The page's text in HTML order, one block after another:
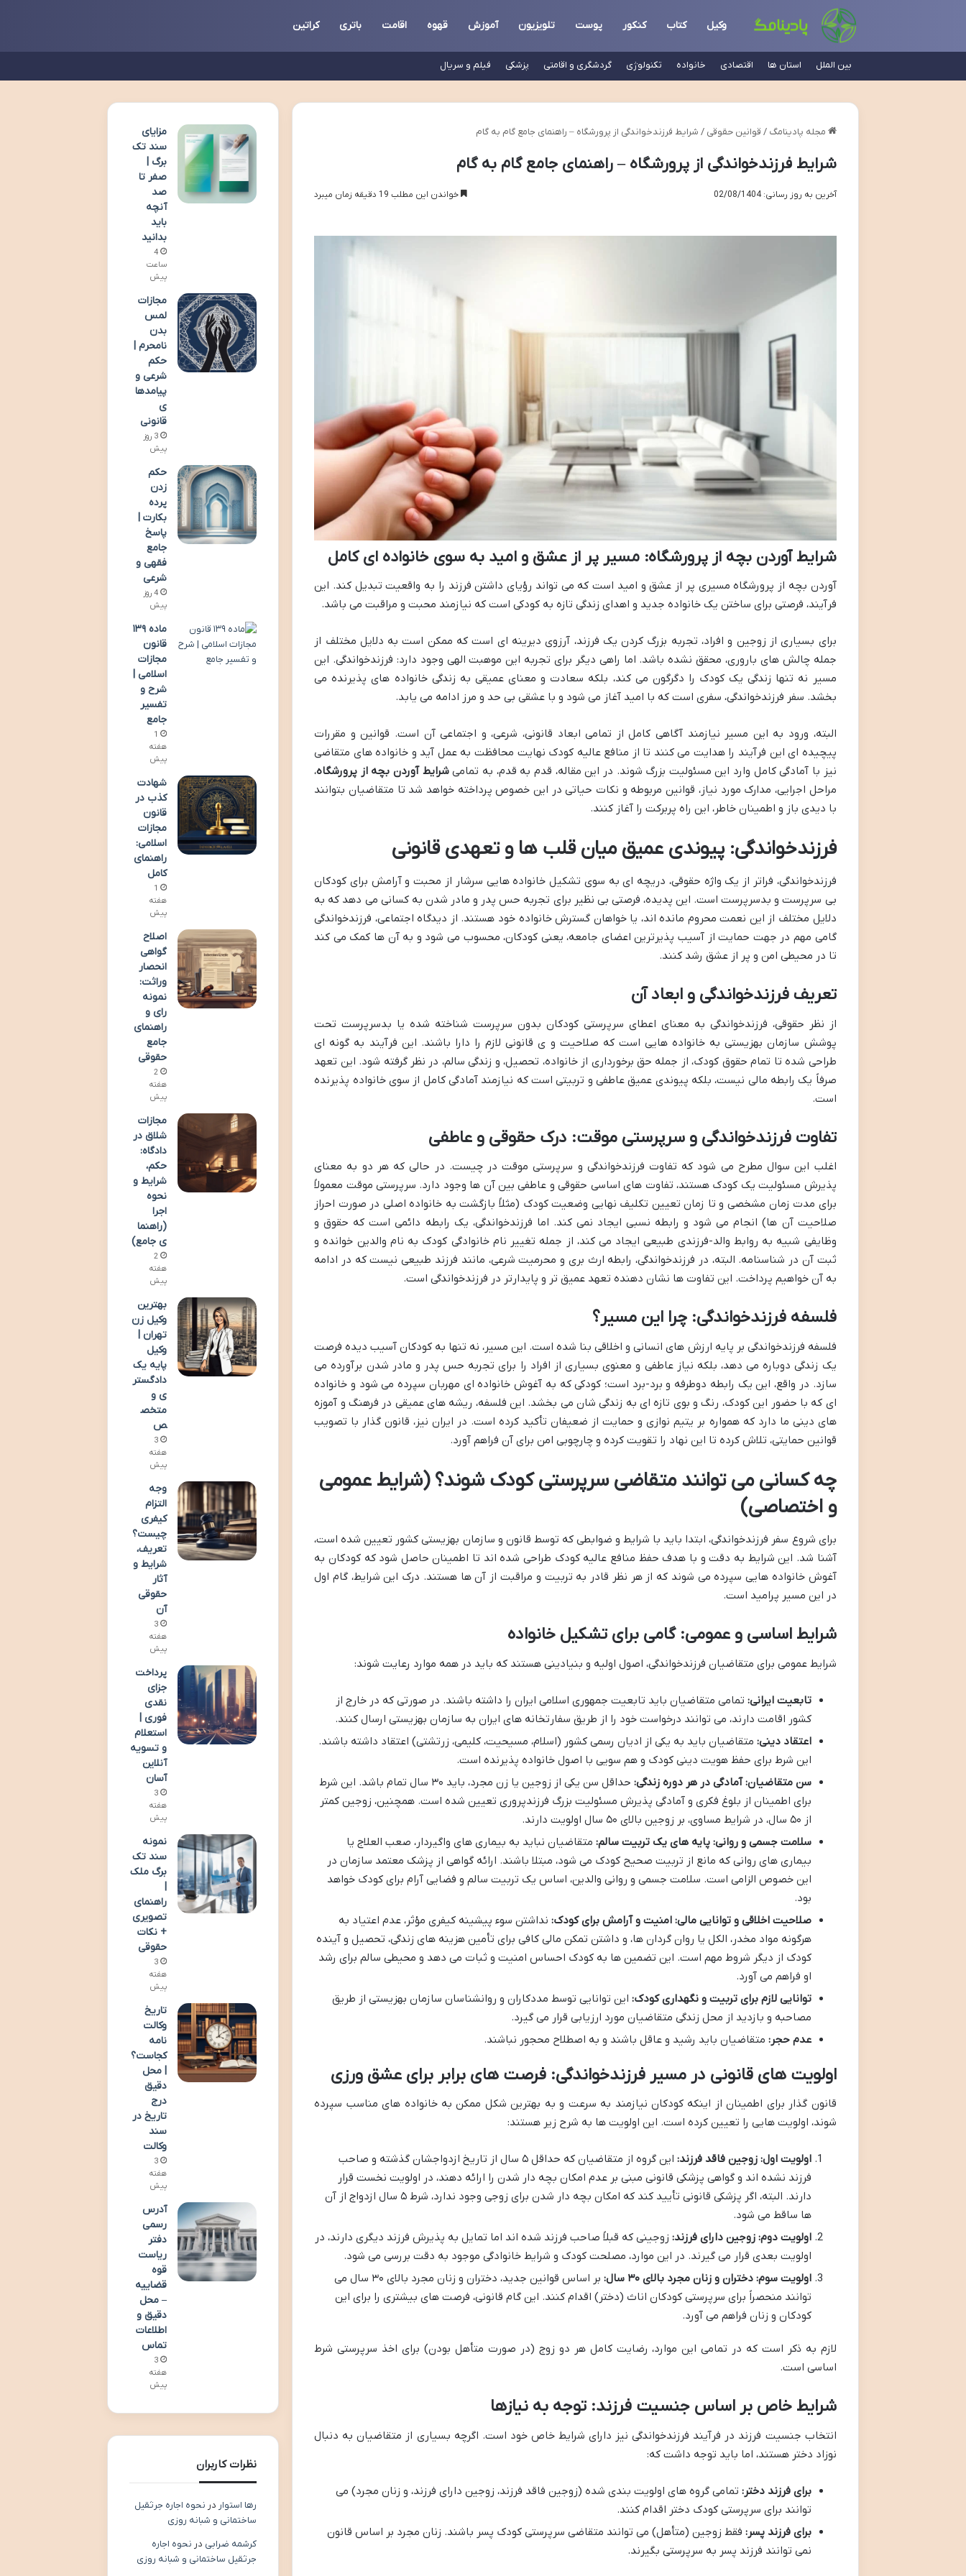
وکیل کتاب کنکور پوست تلویزیون آموزش قهوه اقامت باتری کراتین
بین الملل استان ها اقتصادی خانواده تکنولوژی گردشگری و اقامتی پزشکی فیلم و سریال
مجله پادینامگ / قوانین حقوقی / شرایط فرزندخواندگی از پرورشگاه – راهنمای جامع گام به گام
شرایط فرزندخواندگی از پرورشگاه – راهنمای جامع گام به گام
آخرین به روز رسانی: 02/08/1404 خواندن این مطلب 19 دقیقه زمان میبرد
شرایط آوردن بچه از پرورشگاه: مسیر پر از عشق و امید به سوی خانواده ای کامل
آوردن بچه از پرورشگاه مسیری پر از عشق و امید است که می تواند رؤیای داشتن فرزند را به واقعیت تبدیل کند. این
فرآیند، فرصتی برای ساختن یک خانواده جدید و اهدای زندگی تازه به کودکی است که نیازمند محبت و مراقبت می باشد.
برای بسیاری از زوجین و افراد، تجربه بزرگ کردن یک فرزند، آرزوی دیرینه ای است که ممکن است به دلایل مختلف از
جمله چالش های باروری، محقق نشده باشد. اما راهی دیگر برای تجربه این موهبت الهی وجود دارد: فرزندخواندگی. این
مسیر نه تنها زندگی یک کودک را دگرگون می کند، بلکه سعادت و معنای عمیقی به زندگی خانواده های پذیرنده می
بخشد. سفر فرزندخواندگی، سفری است که با امید آغاز می شود و با عشقی بی حد و مرز ادامه می یابد.
البته، ورود به این مسیر نیازمند آگاهی کامل از تمامی ابعاد قانونی، شرعی، و اجتماعی آن است. قوانین و مقررات
پیچیده ای این فرآیند را هدایت می کنند تا از منافع عالیه کودک نهایت محافظت به عمل آید و خانواده های متقاضی
نیز با آمادگی کامل وارد این مسئولیت بزرگ شوند. در این مقاله، قدم به قدم، به تمامیشرایط آوردن بچه از پرورشگاه،
مراحل اجرایی، مدارک مورد نیاز، قوانین مربوطه و نکات حیاتی در این خصوص پرداخته خواهد شد تا متقاضیان بتوانند
با دیدی باز و اطمینان خاطر، این راه پربرکت را آغاز کنند.
فرزندخواندگی: پیوندی عمیق میان قلب ها و تعهدی قانونی
فرزندخواندگی، فراتر از یک واژه حقوقی، دریچه ای به سوی تشکیل خانواده هایی سرشار از محبت و آرامش برای کودکان
بی سرپرست و بدسرپرست است. این پدیده، فرصتی بی نظیر برای تجربه حس پدر و مادر شدن به کسانی می دهد که به
دلایل مختلف از این نعمت محروم مانده اند، یا خواهان گسترش خانواده خود هستند. از دیدگاه اجتماعی، فرزندخواندگی
گامی مهم در جهت حمایت از آسیب پذیرترین اعضای جامعه، یعنی کودکان، محسوب می شود و به آن ها کمک می کند
تا در محیطی امن و پر از عشق رشد کنند.
تعریف فرزندخواندگی و ابعاد آن
از نظر حقوقی، فرزندخواندگی به معنای اعطای سرپرستی کودکان بدون سرپرست شناخته شده یا بدسرپرست تحت
پوشش سازمان بهزیستی به خانواده هایی است که صلاحیت و ی قانونی لازم را دارا باشند. این فرآیند به گونه ای
طراحی شده تا تمام حقوق کودک، از جمله حق برخورداری از خانواده، تحصیل، و زندگی سالم، در نظر گرفته شود. این تعهد
صرفاً یک رابطه مالی نیست، بلکه پیوندی عمیق عاطفی و تربیتی است که نیازمند آمادگی کامل از سوی خانواده پذیرنده
است.
تفاوت فرزندخواندگی و سرپرستی موقت: درک حقوقی و عاطفی
اغلب این سوال مطرح می شود که تفاوت فرزندخواندگی و سرپرستی موقت در چیست. در حالی که هر دو به معنای
پذیرش مسئولیت یک کودک هستند، تفاوت های اساسی حقوقی و عاطفی بین آن ها وجود دارد. سرپرستی موقت معمولاً
برای مدت زمان مشخصی و تا زمان تعیین تکلیف نهایی وضعیت کودک (مثلاً بازگشت به خانواده اصلی در صورت احراز
صلاحیت آن ها) انجام می شود و رابطه نسبی ایجاد نمی کند. اما فرزندخواندگی، یک رابطه دائمی است که حقوق و
وظایفی شبیه به روابط والد-فرزندی طبیعی ایجاد می کند، از جمله تغییر نام خانوادگی کودک به نام والدین خوانده و
ثبت آن در شناسنامه. البته، در فرزندخواندگی، رابطه ارث بری و محرمیت شرعی، مانند فرزند طبیعی نیست که در ادامه
به آن خواهیم پرداخت. این تفاوت ها نشان دهنده تعهد عمیق تر و پایدارتر در فرزندخواندگی است.
فلسفه فرزندخواندگی: چرا این مسیر؟
فلسفه فرزندخواندگی بر پایه ارزش های انسانی و اخلاقی بنا شده است. این مسیر، نه تنها به کودکان آسیب دیده فرصت
یک زندگی دوباره می دهد، بلکه نیاز عاطفی و معنوی بسیاری از افراد را برای تجربه حس پدر و مادر شدن برآورده می
سازد. در واقع، این یک رابطه دوطرفه و برد-برد است؛ کودکی که به آغوش خانواده ای مهربان سپرده می شود و خانواده
ای که با حضور این کودک، رنگ و بوی تازه ای به زندگی شان می بخشد. این فلسفه، ریشه های عمیقی در فرهنگ و آموزه
های دینی ما دارد که همواره بر یتیم نوازی و حمایت از ضعیفان تأکید کرده است. در ایران نیز، قانون گذار با تصویب
قوانین حمایتی، تلاش کرده تا این نهاد را تقویت کرده و چارچوبی امن برای آن فراهم آورد.
چه کسانی می توانند متقاضی سرپرستی کودک شوند؟ (شرایط عمومی
و اختصاصی)
برای شروع سفر فرزندخواندگی، ابتدا باید با شرایط و ضوابطی که توسط قانون و سازمان بهزیستی کشور تعیین شده است،
آشنا شد. این شرایط به دقت و با هدف حفظ منافع عالیه کودک طراحی شده اند تا اطمینان حاصل شود که کودکان به
آغوش خانواده هایی سپرده می شوند که از هر نظر قادر به تربیت و مراقبت از آن ها هستند. درک این شرایط، گام اول
در این مسیر پرامید است.
شرایط اساسی و عمومی: گامی برای تشکیل خانواده
شرایط عمومی برای متقاضیان فرزندخواندگی، اصول اولیه و بنیادینی هستند که باید در همه موارد رعایت شوند:
تابعیت ایرانی: تمامی متقاضیان باید تابعیت جمهوری اسلامی ایران را داشته باشند. در صورتی که در خارج از
کشور اقامت دارند، می توانند درخواست خود را از طریق سفارتخانه های ایران به سازمان بهزیستی ارسال کنند.
اعتقاد دینی: متقاضیان باید به یکی از ادیان رسمی کشور (اسلام، مسیحیت، کلیمی، زرتشتی) اعتقاد داشته باشند.
این شرط برای حفظ هویت دینی کودک و هم سویی با اصول خانواده پذیرنده است.
سن متقاضیان: آمادگی در هر دوره زندگی:
حداقل سن یکی از زوجین یا زن مجرد، باید ۳۰ سال تمام باشد. این شرط
برای اطمینان از بلوغ فکری و آمادگی پذیرش مسئولیت بزرگ فرزندپروری تعیین شده است. همچنین، زوجین کمتر
از ۵۰ سال، در شرایط مساوی، بر زوجین بالای ۵۰ سال اولویت دارند.
سلامت جسمی و روانی: پایه های یک تربیت سالم: متقاضیان نباید به بیماری های واگیردار، صعب العلاج یا
بیماری های روانی که مانع از تربیت صحیح کودک می شود، مبتلا باشند. ارائه گواهی از پزشک معتمد سازمان در
این خصوص الزامی است. سلامت جسمی و روانی والدین، اساس یک تربیت سالم و فضایی آرام برای کودک خواهد
بود.
صلاحیت اخلاقی و توانایی مالی: امنیت و آرامش برای کودک: نداشتن سوء پیشینه کیفری مؤثر، عدم اعتیاد به
هرگونه مواد مخدر، الکل یا روان گردان ها، و داشتن تمکن مالی کافی برای تأمین هزینه های زندگی، تحصیل و آینده
کودک از دیگر شروط مهم است. این تضمین ها به کودک احساس امنیت و ثبات می دهد و محیطی سالم برای رشد
او فراهم می آورد.
توانایی لازم برای تربیت و نگهداری کودک: این توانایی توسط مددکاران و روانشناسان سازمان بهزیستی از طریق
مصاحبه و بازدید از محل زندگی متقاضیان مورد ارزیابی قرار می گیرد.
عدم حجر: متقاضیان باید رشید و عاقل باشند و به اصطلاح محجور نباشند.
اولویت های قانونی در مسیر فرزندخواندگی: فرصت های برابر برای عشق ورزی
قانون گذار برای اطمینان از اینکه کودکان نیازمند به سرعت و به بهترین شکل ممکن به خانواده های مناسب سپرده
شوند، اولویت هایی را تعیین کرده است. این اولویت ها به شرح زیر هستند:
اولویت اول: زوجین فاقد فرزند:
این گروه از متقاضیان که حداقل ۵ سال از تاریخ ازدواجشان گذشته و صاحب
فرزند نشده اند و گواهی پزشکی قانونی مبنی بر عدم امکان بچه دار شدن را ارائه دهند، در اولویت نخست قرار
دارند. البته، اگر پزشکی قانونی تأیید کند که امکان بچه دار شدن برای زوجی وجود ندارد، شرط ۵ سال ازدواج از آن
ها ساقط می شود.
اولویت دوم: زوجین دارای فرزند: زوجینی که قبلاً صاحب فرزند شده اند اما تمایل به پذیرش فرزند دیگری دارند، در
اولویت بعدی قرار می گیرند. در این موارد، مصلحت کودک و شرایط خانوادگی موجود به دقت بررسی می شود.
اولویت سوم: دختران و زنان مجرد بالای ۳۰ سال:
بر اساس قوانین جدید، دختران و زنان مجرد بالای ۳۰ سال می
توانند منحصراً برای سرپرستی کودکان اناث (دختر) اقدام کنند. این گام قانونی، فرصت های بیشتری را برای این
کودکان و زنان فراهم می آورد.
لازم به ذکر است که در تمامی این موارد، رضایت کامل هر دو زوج (در صورت متأهل بودن) برای اخذ سرپرستی شرط
اساسی است.
شرایط خاص بر اساس جنسیت فرزند: توجه به نیازها
انتخاب جنسیت فرزند در فرآیند فرزندخواندگی نیز دارای شرایط خاص خود است. اگرچه بسیاری از متقاضیان به دنبال
نوزاد دختر هستند، اما باید توجه داشت که:
برای فرزند دختر: تمامی گروه های اولویت بندی شده (زوجین فاقد فرزند، زوجین دارای فرزند، و زنان مجرد) می
توانند برای سرپرستی کودک دختر اقدام کنند.
برای فرزند پسر: فقط زوجین (متأهل) می توانند متقاضی سرپرستی کودک پسر باشند. زنان مجرد بر اساس قانون
نمی توانند فرزند پسر به سرپرستی بگیرند.
مزایای
سند تک
برگ |
صفر تا
صد
آنچه
باید
بدانید
4
ساعت
پیش
مجازات
لمس
بدن
نامحرم |
حکم
شرعی و
پیامدها
ی
قانونی
3 روز
پیش
حکم
زدن
پرده
بکارت |
پاسخ
جامع
فقهی و
شرعی
4 روز
پیش
ماده ۱۳۹
قانون
مجازات
اسلامی |
شرح و
تفسیر
جامع
1
هفته
پیش
شهادت
کذب در
قانون
مجازات
اسلامی:
راهنمای
کامل
1
هفته
پیش
اصلاح
گواهی
انحصار
وراثت:
نمونه
رای و
راهنمای
جامع
حقوقی
2
هفته
پیش
مجازات
شلاق در
دادگاه:
حکم،
شرایط و
نحوه
اجرا
(راهنما
ی جامع)
2
هفته
پیش
بهترین
وکیل زن
تهران |
وکیل
پایه یک
دادگستر
ی و
متخص
ص
3
هفته
پیش
وجه
التزام
کیفری
چیست؟
تعریف،
شرایط و
آثار
حقوقی
آن
3
هفته
پیش
پرداخت
جزای
نقدی
فوری |
استعلام
و تسویه
آنلاین
آسان
3
هفته
پیش
نمونه
سند تک
برگ ملک
|
راهنمای
تصویری
+ نکات
حقوقی
3
هفته
پیش
تاریخ
وکالت
نامه
کجاست؟
| محل
دقیق
درج
تاریخ در
سند
وکالت
3
هفته
پیش
آدرس
رسمی
دفتر
ریاست
قوه
قضاییه
– محل
دقیق و
اطلاعات
تماس
3
هفته
پیش
نظرات کاربران
رها استوار در نحوه اجاره جرثقیل
ساختمانی و شبانه روزی
کرشمه ضرابی در نحوه اجاره
جرثقیل ساختمانی و شبانه روزی